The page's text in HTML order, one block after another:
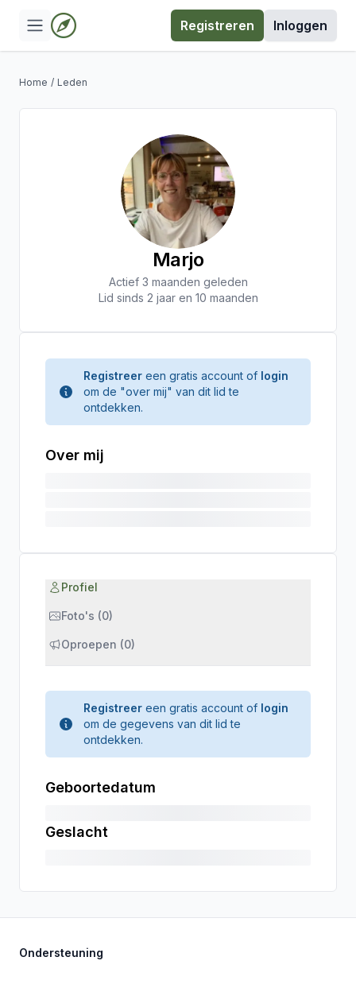
Registreren Inloggen
Home / Leden
Marjo
Actief 3 maanden geleden
Lid sinds 2 jaar en 10 maanden
Registreer een gratis account of login
om de "over mij" van dit lid te
ontdekken.
Over mij
Profiel
Foto's (0)
Oproepen (0)
Registreer een gratis account of login
om de gegevens van dit lid te
ontdekken.
Geboortedatum
Geslacht
Ondersteuning